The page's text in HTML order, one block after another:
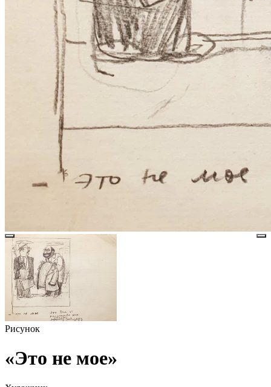
Рисунок
«Это не мое»